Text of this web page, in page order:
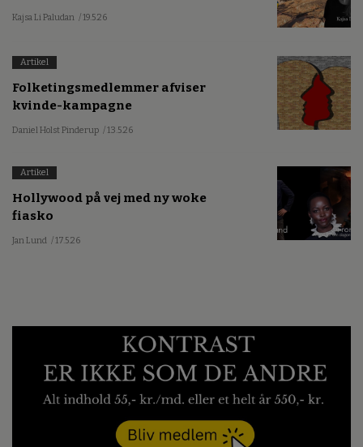
Kajsa Li Paludan / 19.5.26
Artikel
Folketingsmedlemmer afviser
kvinde-kampagne
Daniel Holst Pinderup / 13.5.26
Artikel
Hollywood på vej med ny woke
fiasko
Jan Lund / 17.5.26